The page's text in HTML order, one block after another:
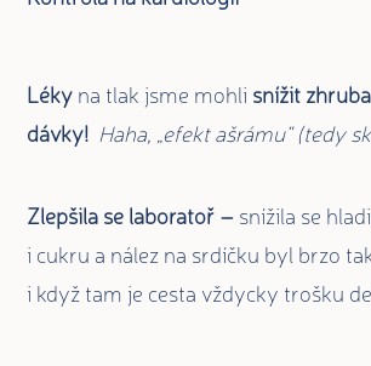
Léky na tlak jsme mohli snížit
dávky! Haha, „efekt ašrámu“ (tedy
Zlepšila se laboratoř – snížila se
i cukru a nález na srdíčku byl brzo
i když tam je cesta vždycky trošku